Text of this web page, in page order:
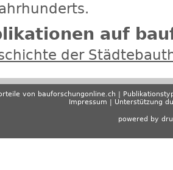
auf
der
von bauforschungonline.ch
Impressum
Unterstützung
powered by